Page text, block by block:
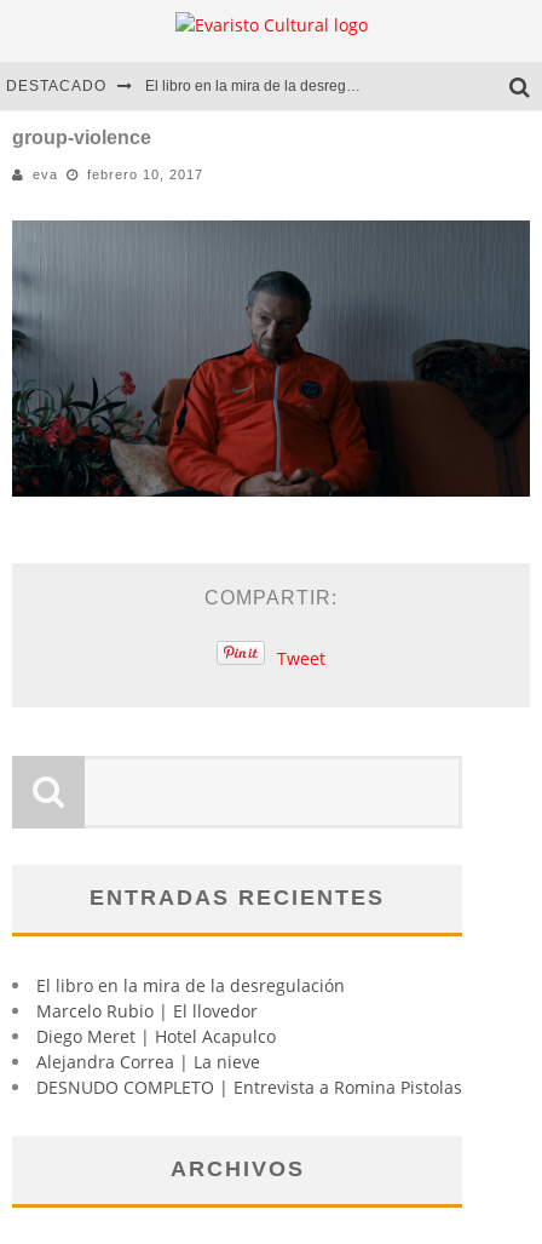
DESTACADO El libro en la mira de la desregulación
Marcelo Rubio | El llovedor
Diego Meret | Hotel Acapulco
group-violence
eva febrero 10, 2017
COMPARTIR:
Tweet
ENTRADAS RECIENTES
El libro en la mira de la desregulación
Marcelo Rubio | El llovedor
Diego Meret | Hotel Acapulco
Alejandra Correa | La nieve
DESNUDO COMPLETO | Entrevista a Romina Pistolas
ARCHIVOS